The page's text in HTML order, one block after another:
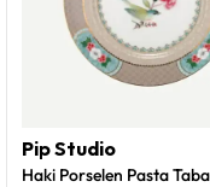
Pip Studio